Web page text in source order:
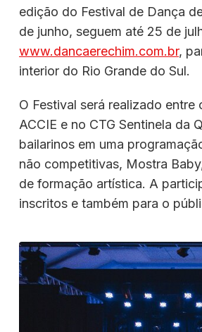
edição do Festival de Dança
de junho, seguem até 25 de
www.dancaerechim.com.br,
interior do Rio Grande do Sul.
O Festival será realizado
ACCIE e no CTG Sentinela da
bailarinos em uma
não competitivas, Mostra
de formação artística. A
inscritos e também para o